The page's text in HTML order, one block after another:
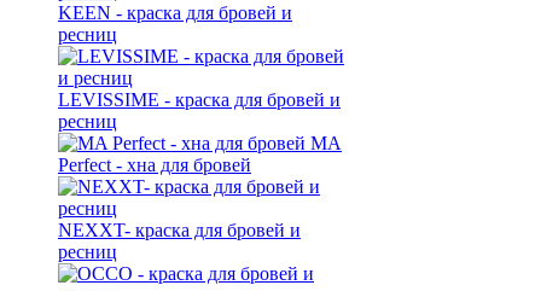
KEEN - краска для бровей и
ресниц
LEVISSIME - краска для бровей и
ресниц
MA
Perfect - хна для бровей
NEXXT- краска для бровей и
ресниц